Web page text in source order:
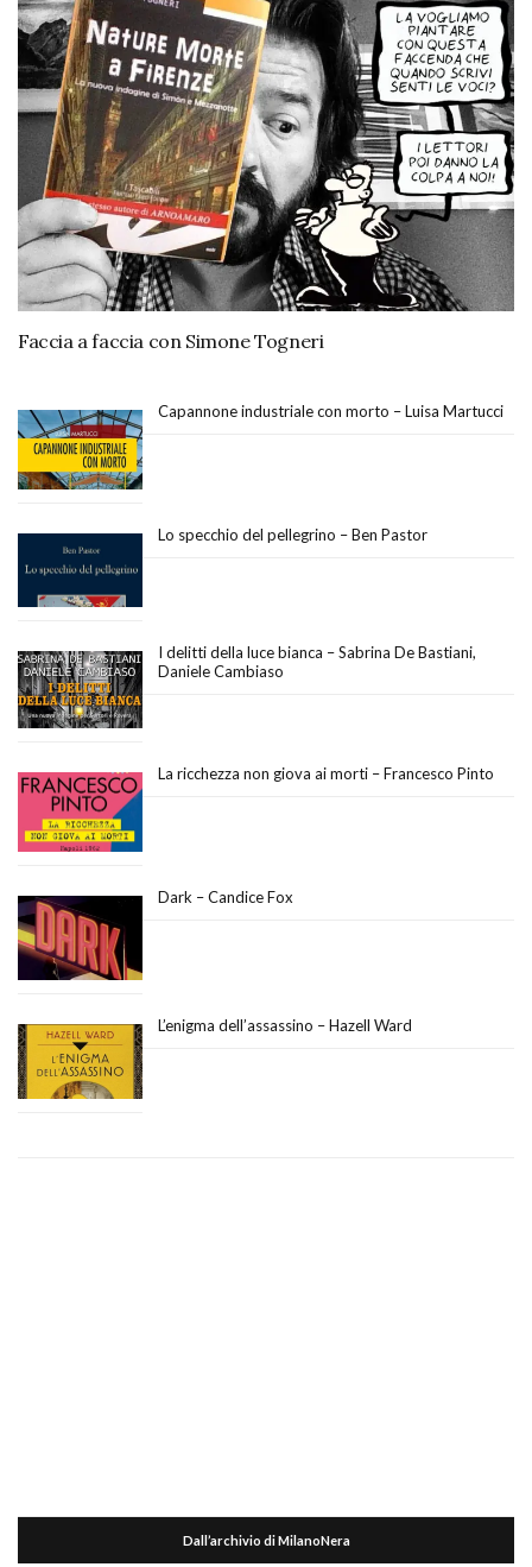
Faccia a faccia con Simone Togneri
Capannone industriale con morto – Luisa Martucci
Lo specchio del pellegrino – Ben Pastor
I delitti della luce bianca – Sabrina De Bastiani,
Daniele Cambiaso
La ricchezza non giova ai morti – Francesco Pinto
Dark – Candice Fox
L’enigma dell’assassino – Hazell Ward
Dall’archivio di MilanoNera